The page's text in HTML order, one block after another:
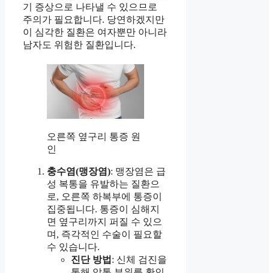
기 증상으로 나타낼 수 있으므로
주의가 필요합니다. 당연하겠지만
이 심각한 질환은 여자뿐만 아니라
남자도 위험한 질환입니다.
오른쪽 옆구리 통증 원
인
충수염(맹장염): 맹장염은 급
성 복통을 유발하는 질환으
로, 오른쪽 하복부에 통증이
집중됩니다. 통증이 심해지
면 옆구리까지 퍼질 수 있으
며, 즉각적인 수술이 필요할
수 있습니다.
진단 방법 : 신체 검진을